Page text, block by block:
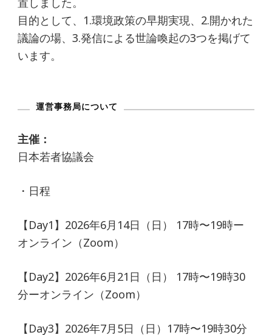
目的として、1.環境政策の早期実現、2.開かれた
議論の場、3.発信による世論喚起の3つを掲げて
います。
運営事務局について
主催：
日本若者協議会
・日程
【Day1】2026年6月14日（日） 17時〜19時ー
オンライン（Zoom）
【Day2】2026年6月21日（日） 17時〜19時30
分ーオンライン（Zoom）
【Day3】2026年7月5日（日）17時〜19時30分